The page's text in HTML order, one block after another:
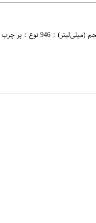
: 946 نوع : پر چرب